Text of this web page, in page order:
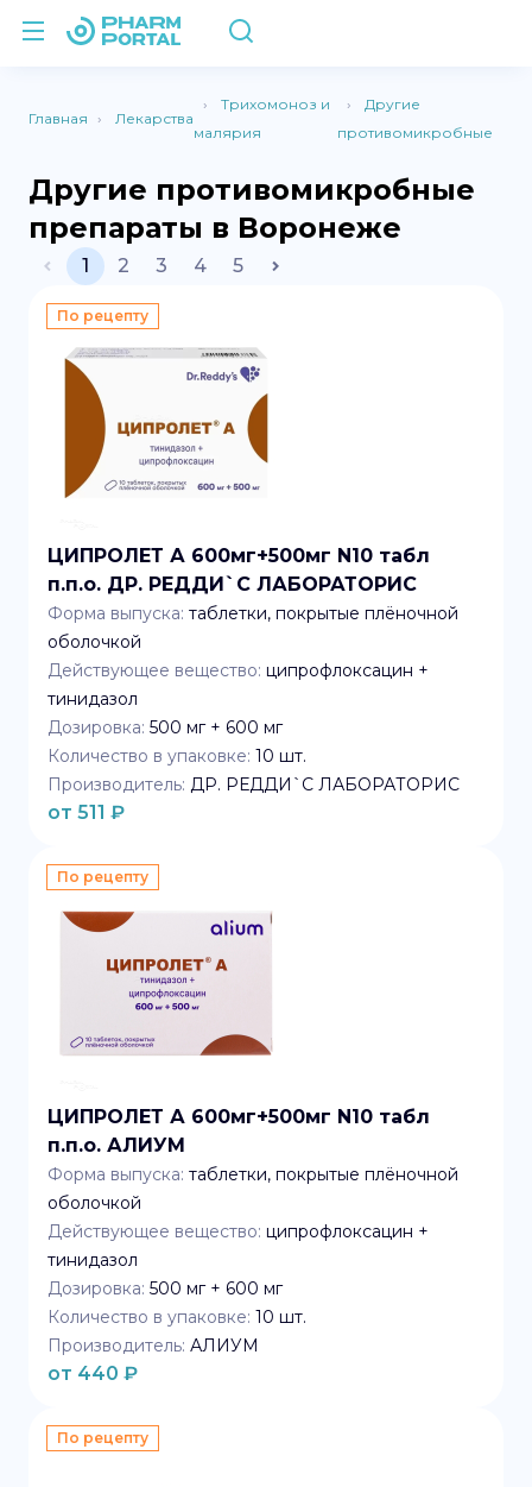
Главная Лекарства
Трихомоноз и
малярия
Другие
противомикробные
Другие противомикробные
препараты в Воронеже
1 2 3 4 5
По рецепту
ЦИПРОЛЕТ А 600мг+500мг N10 табл
п.п.о. ДР. РЕДДИ`C ЛАБОРАТОРИС
Форма выпуска: таблетки, покрытые плёночной
оболочкой
Действующее вещество: ципрофлоксацин +
тинидазол
Дозировка: 500 мг + 600 мг
Количество в упаковке: 10 шт.
Производитель: ДР. РЕДДИ`C ЛАБОРАТОРИС
от 511 ₽
По рецепту
ЦИПРОЛЕТ А 600мг+500мг N10 табл
п.п.о. АЛИУМ
Форма выпуска: таблетки, покрытые плёночной
оболочкой
Действующее вещество: ципрофлоксацин +
тинидазол
Дозировка: 500 мг + 600 мг
Количество в упаковке: 10 шт.
Производитель: АЛИУМ
от 440 ₽
По рецепту